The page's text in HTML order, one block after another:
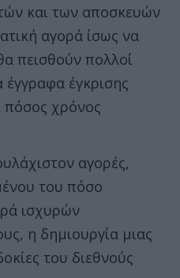
και των αποσκευών
αγορά ίσως να
πεισθούν πολλοί
έγκρισης
πόσος χρόνος
αγορές,
του πόσο
ισχυρών
η δημιουργία μιας
του διεθνούς